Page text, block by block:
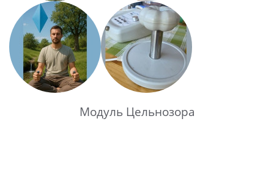
Модуль Цельнозора